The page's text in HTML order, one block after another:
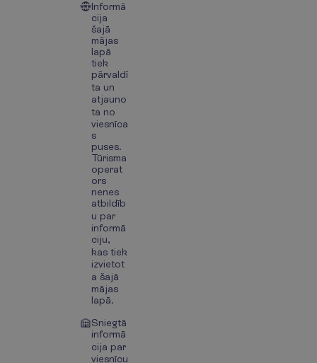
Informā
cija
šajā
mājas
lapā
tiek
pārvaldī
ta un
atjauno
ta no
viesnīca
s
puses.
Tūrisma
operat
ors
nenes
atbildīb
u par
informā
ciju,
kas tiek
izvietot
a šajā
mājas
lapā.
Sniegtā
informā
cija par
viesnīcu